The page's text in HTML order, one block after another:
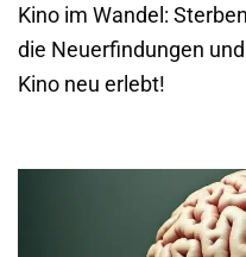
Kino im Wandel:
die Neuerfindungen
Kino neu erlebt!